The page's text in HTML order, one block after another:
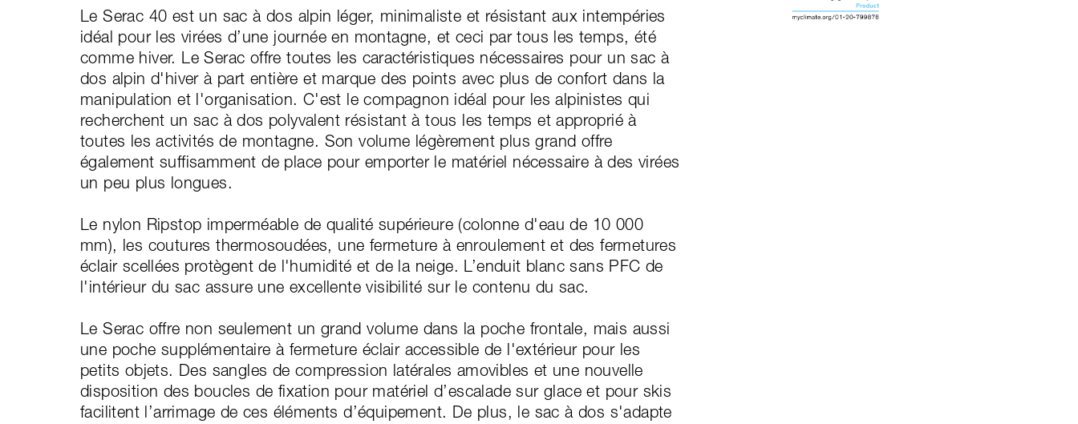
Le Serac 40 est un sac à dos alpin léger, minimaliste et résistant aux intempéries
idéal pour les virées d’une journée en montagne, et ceci par tous les temps, été
comme hiver. Le Serac offre toutes les caractéristiques nécessaires pour un sac à
dos alpin d'hiver à part entière et marque des points avec plus de confort dans la
manipulation et l'organisation. C'est le compagnon idéal pour les alpinistes qui
recherchent un sac à dos polyvalent résistant à tous les temps et approprié à
toutes les activités de montagne. Son volume légèrement plus grand offre
également suffisamment de place pour emporter le matériel nécessaire à des virées
un peu plus longues.
Le nylon Ripstop imperméable de qualité supérieure (colonne d'eau de 10 000
mm), les coutures thermosoudées, une fermeture à enroulement et des fermetures
éclair scellées protègent de l'humidité et de la neige. L’enduit blanc sans PFC de
l'intérieur du sac assure une excellente visibilité sur le contenu du sac.
Le Serac offre non seulement un grand volume dans la poche frontale, mais aussi
une poche supplémentaire à fermeture éclair accessible de l'extérieur pour les
petits objets. Des sangles de compression latérales amovibles et une nouvelle
disposition des boucles de fixation pour matériel d’escalade sur glace et pour skis
facilitent l’arrimage de ces éléments d’équipement. De plus, le sac à dos s'adapte